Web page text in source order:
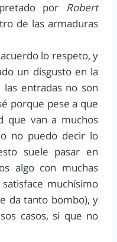
por Robert
de las armaduras
lo respeto, y
un disgusto en la
las entradas no son
porque pese a que
que van a muchos
no puedo decir lo
suele pasar en
algo con muchas
muchísimo
da tanto bombo), y
casos, si que no